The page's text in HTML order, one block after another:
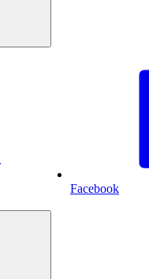
Facebook